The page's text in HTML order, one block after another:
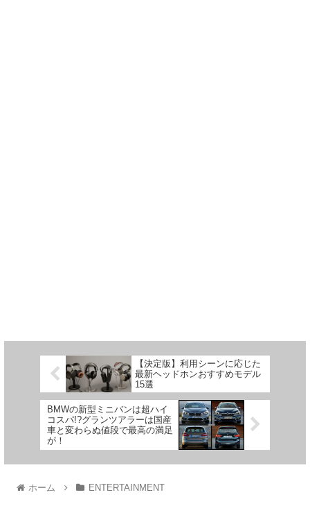
【決定版】利用シーンに応じた
最新ヘッドホンおすすめモデル
15選
BMWの新型ミニバンは超ハイ
コスパ!?グランツアラーは国産
車と変わらぬ値段で最高の満足
が！
ホーム ENTERTAINMENT